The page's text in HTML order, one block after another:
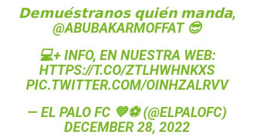
𝗗𝗲𝗺𝘂𝗲́𝘀𝘁𝗿𝗮𝗻𝗼𝘀 𝗾𝘂𝗶𝗲́𝗻 𝗺𝗮𝗻𝗱𝗮,
@ABUBAKARMOFFAT😎
💻+ INFO, EN NUESTRA WEB:
HTTPS://T.CO/ZTLHWHNKXS
PIC.TWITTER.COM/OINHZALRVV
— EL PALO FC 💙⚽️ (@ELPALOFC)
DECEMBER 28, 2022